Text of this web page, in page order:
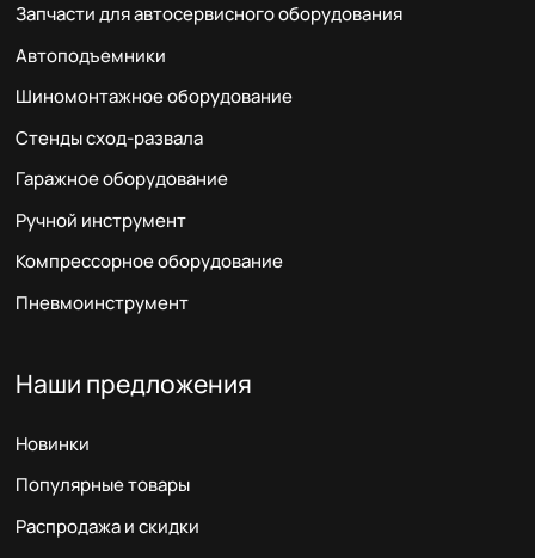
Запчасти для автосервисного оборудования
Автоподъемники
Шиномонтажное оборудование
Стенды сход-развала
Гаражное оборудование
Ручной инструмент
Компрессорное оборудование
Пневмоинструмент
Наши предложения
Новинки
Популярные товары
Распродажа и скидки